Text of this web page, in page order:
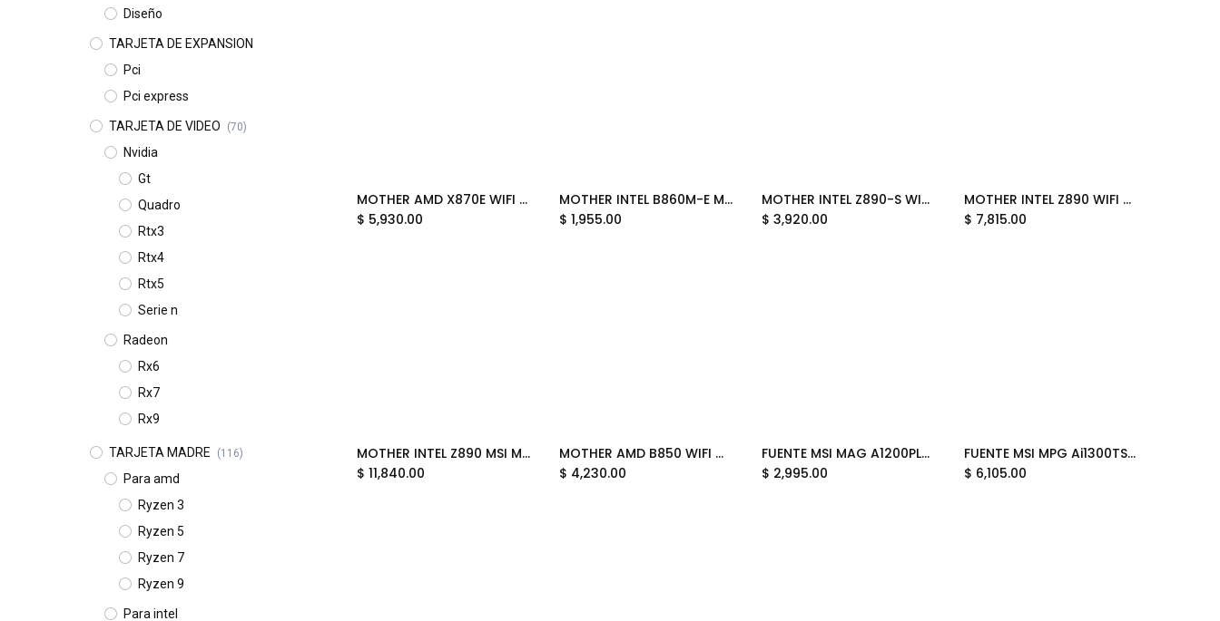
Diseño
TARJETA DE EXPANSION
Pci
Pci express
TARJETA DE VIDEO (70)
Nvidia
Gt
Quadro
Rtx3
Rtx4
Rtx5
Serie n
Radeon
Rx6
Rx7
Rx9
TARJETA MADRE (116)
Para amd
Ryzen 3
Ryzen 5
Ryzen 7
Ryzen 9
Para intel
Add to Cart
MOTHER AMD X870E WIFI MSI MAG TOMAHAWK AM5 4XDDR5 256GB ATX MAG X870E TOMAHAWK MAX WIFI 12M DE GARANTIA
$ 5,930.00
Add to Cart
MOTHER INTEL B860M-E MSI PRO LGA1851 2XDDR5 128GB M-ATX PRO B860M-E 12M DE GARANTIA
$ 1,955.00
MOTHER INTEL Z890-S WIFI MSI PRO LGA1851 4XDDR5 256GB ATX PRO Z890-S WIFI 12M DE GARANTIA
$3,920.00
Add to Cart
MOTHER INTEL Z890 WIFI MSI MPG CARBON LGA1851 4XDDR5 256GB ATX MPG Z890 CARBON WIFI 12M DE GARANTIA
$ 7,815.00
Add to Cart
MOTHER INTEL Z890 MSI MEG ACE LGA1851 4XDDR5 256GB ATX MEG Z890 ACE 12M DE GARANTIA
$ 11,840.00
Add to Cart
MOTHER AMD B850 WIFI MSI GAMING PLUS PZ AM5 4XDDR5 256GB ATX B850 GAMING PLUS WIFI PZ 12M DE GARANTIA
$ 4,230.00
Add to Cart
FUENTE MSI MAG A1200PLS PCIE5 1200W 80 PLUS PLATINUM PCIE 5.1 FULL MODULAR ATX 12M DE GARANTIA
$ 2,995.00
Add to Cart
FUENTE MSI MPG Ai1300TS PCIE5 1300W 80 PLUS TITANIUM PCIE 5.1 FULL MODULAR ATX 12M DE GARANTIA
$ 6,105.00